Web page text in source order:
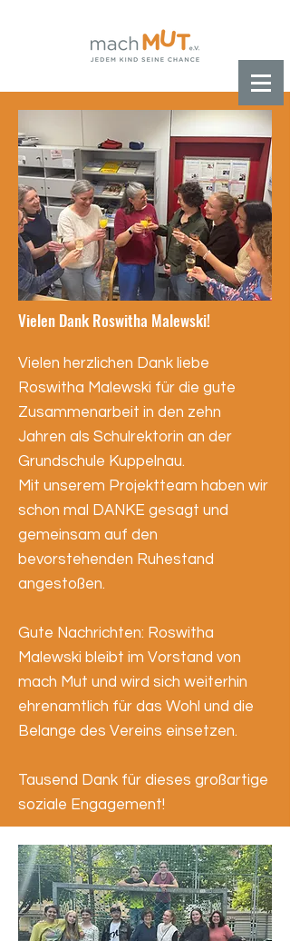
Vielen Dank Roswitha Malewski!
Vielen herzlichen Dank liebe
Roswitha Malewski für die gute
Zusammenarbeit in den zehn
Jahren als Schulrektorin an der
Grundschule Kuppelnau.
Mit unserem Projektteam haben wir
schon mal DANKE gesagt und
gemeinsam auf den
bevorstehenden Ruhestand
angestoßen.
Gute Nachrichten: Roswitha
Malewski bleibt im Vorstand von
mach Mut und wird sich weiterhin
ehrenamtlich für das Wohl und die
Belange des Vereins einsetzen.
Tausend Dank für dieses großartige
soziale Engagement!